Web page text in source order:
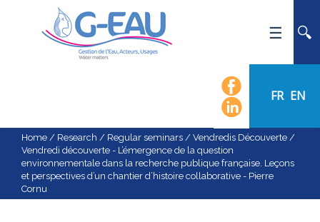
FR EN
NEWS
EVENTS
CALENDAR OF EVENTS
FLOW CHART
Home / Research / Regular seminars / Vendredis Découverte /
Vendredi découverte - L’émergence de la question
environnementale dans la recherche publique française. Leçons
et perspectives d’un chantier d’histoire collaborative - Pierre
Cornu